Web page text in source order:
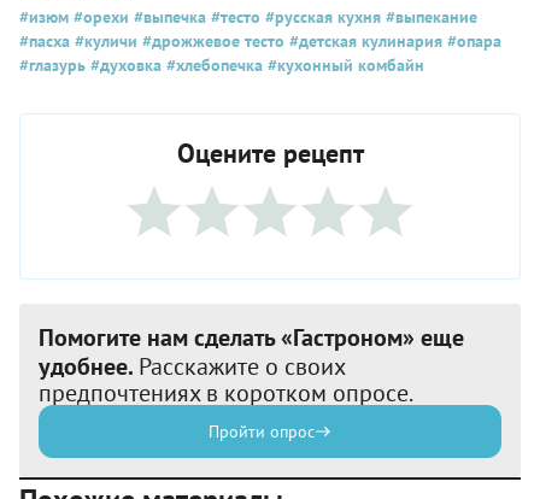
#изюм #орехи #выпечка #тесто #русская кухня #выпекание
#пасха #куличи #дрожжевое тесто #детская кулинария #опара
#глазурь #духовка #хлебопечка #кухонный комбайн
Оцените рецепт
Помогите нам сделать «Гастроном» еще
удобнее. Расскажите о своих
предпочтениях в коротком опросе.
Пройти опрос